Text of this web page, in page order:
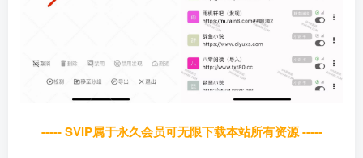
----- SVIP属于永久会员可无限下载本站所有资源 -----